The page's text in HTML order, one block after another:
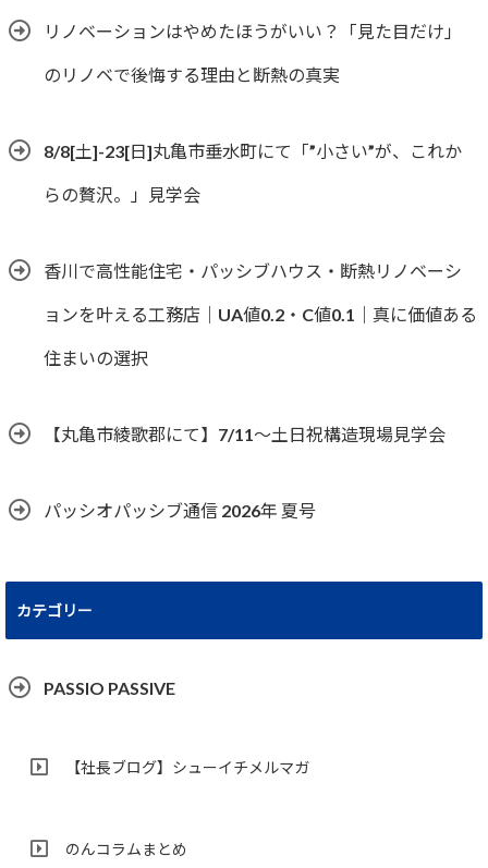
リノベーションはやめたほうがいい？「見た目だけ」
のリノベで後悔する理由と断熱の真実
8/8[土]-23[日]丸亀市垂水町にて「”小さい”が、これか
らの贅沢。」見学会
香川で高性能住宅・パッシブハウス・断熱リノベーシ
ョンを叶える工務店｜UA値0.2・C値0.1｜真に価値ある
住まいの選択
【丸亀市綾歌郡にて】7/11～土日祝構造現場見学会
パッシオパッシブ通信 2026年 夏号
カテゴリー
PASSIO PASSIVE
【社長ブログ】シューイチメルマガ
のんコラムまとめ